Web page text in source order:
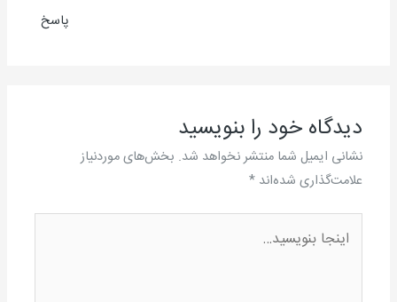
پاسخ
دیدگاه‌ خود را بنویسید
نشانی ایمیل شما منتشر نخواهد شد. بخش‌های موردنیاز
علامت‌گذاری شده‌اند*
بنویسید…